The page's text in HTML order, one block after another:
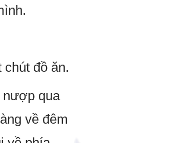
đồ ăn.
nượp qua
về đêm